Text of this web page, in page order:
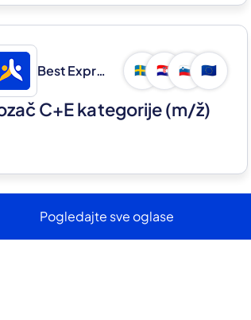
Best Express d.o.o. 🇸🇪 🇭🇷 🇸🇮 🇪🇺
C+E kategorije(m/ž)
Pogledajte sve oglase